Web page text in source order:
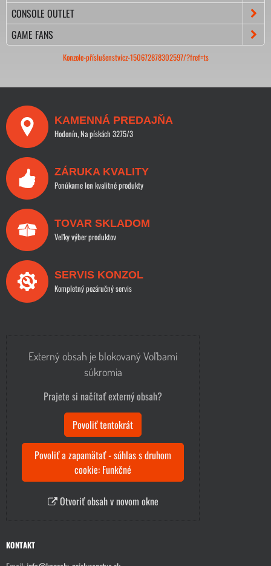
CONSOLE OUTLET
GAME FANS
Konzole-příslušenstvícz-150672878302597/?fref=ts
KAMENNÁ PREDAJŇA
Hodonín, Na pískách 3275/3
ZÁRUKA KVALITY
Ponúkame len kvalitné produkty
TOVAR SKLADOM
Veľky výber produktov
SERVIS KONZOL
Kompletný pozáručný servis
Externý obsah je blokovaný Voľbami
súkromia
Prajete si načítať externý obsah?
Povoliť tentokrát
Povoliť a zapamätať - súhlas s druhom
cookie: Funkčné
Otvoriť obsah v novom okne
KONTAKT